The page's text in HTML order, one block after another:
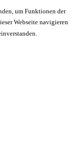
um Funktionen der
Webseite navigieren